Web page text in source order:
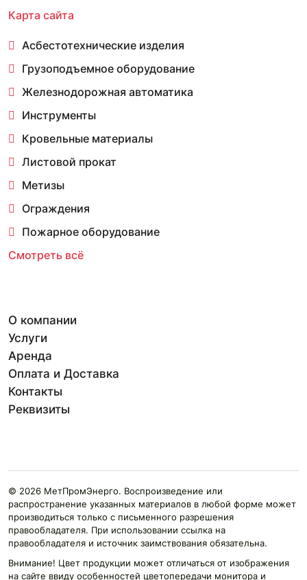
Карта сайта
Асбестотехнические изделия
Грузоподъемное оборудование
Железнодорожная автоматика
Инструменты
Кровельные материалы
Листовой прокат
Метизы
Ограждения
Пожарное оборудование
Смотреть всё
О компании
Услуги
Аренда
Оплата и Доставка
Контакты
Реквизиты
© 2026 МетПромЭнерго. Воспроизведение или
распространение указанных материалов в любой форме может
производиться только с письменного разрешения
правообладателя. При использовании ссылка на
правообладателя и источник заимствования обязательна.
Внимание! Цвет продукции может отличаться от изображения
на сайте ввиду особенностей цветопередачи монитора и